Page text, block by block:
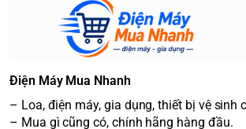
Điện Máy Mua Nhanh
– Loa, điện máy, gia dụng, thiết bị vệ sinh
– Mua gì cũng có, chính hãng hàng đầu.